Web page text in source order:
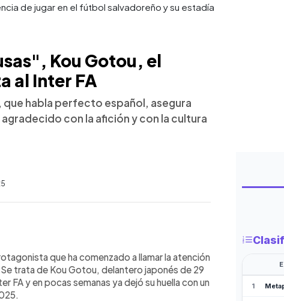
de jugar en el fútbol salvadoreño y su estadía
Kou Gotou, el
al Inter FA
que habla perfecto español, asegura
con la afición y con la cultura
29 años, se ha convertido en la nueva
2025. Presentado el 18 de julio,
y anotó su primer gol el 4 de
Águila. Con experiencia en Argentina y
que ha comenzado a llamar la atención
trata de Kou Gotou, delantero japonés de 29
FA y en pocas semanas ya dejó su huella con un